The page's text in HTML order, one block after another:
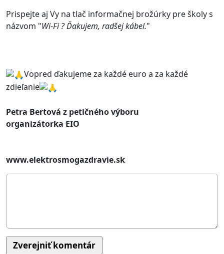
Prispejte aj Vy na tlač informačnej brožúrky pre školy s
názvom "Wi-Fi ? Ďakujem, radšej kábel."
Vopred ďakujeme za každé euro a za každé
zdieľanie
Petra Bertová z petičného výboru
organizátorka EIO
www.elektrosmogazdravie.sk